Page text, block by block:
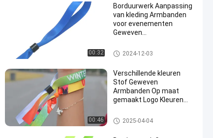
00:32
Borduurwerk Aanpassing
van kleding Armbanden
voor evenementen
Geweven
Geweven polsbanden
2024-12-03
00:46
Verschillende kleuren
Stof Geweven
Armbanden Op maat
gemaakt Logo Kleuren
Armband
Geweven polsbanden
2025-04-04